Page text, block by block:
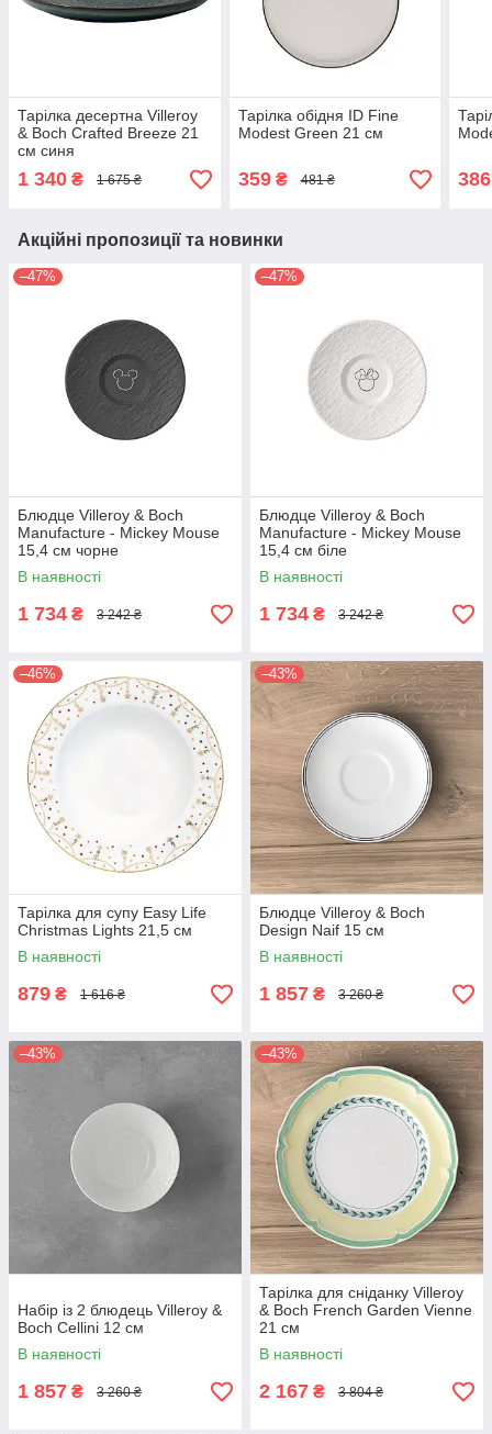
Тарілка десертна Villeroy
& Boch Crafted Breeze 21
см синя
1 340 ₴ 1 675 ₴
Тарілка обідня ID Fine
Modest Green 21 см
359₴ 481 ₴ 386
Акційні пропозиції та новинки
–47%
Блюдце Villeroy & Boch
Manufacture - Mickey Mouse
15,4 см чорне
В наявності
1 734 ₴ 3 242 ₴
–47%
Блюдце Villeroy & Boch
Manufacture - Mickey Mouse
15,4 см біле
В наявності
1 734 ₴ 3 242 ₴
–46%
Тарілка для супу Easy Life
Christmas Lights 21,5 см
В наявності
879 ₴ 1 616 ₴
–43%
Блюдце Villeroy & Boch
Design Naif 15 см
В наявності
1 857 ₴ 3 260 ₴
–43%
Набір із 2 блюдець Villeroy &
Boch Cellini 12 см
В наявності
1 857 ₴ 3 260 ₴
–43%
Тарілка для сніданку Villeroy
& Boch French Garden Vienne
21 см
В наявності
2 167 ₴ 3 804 ₴